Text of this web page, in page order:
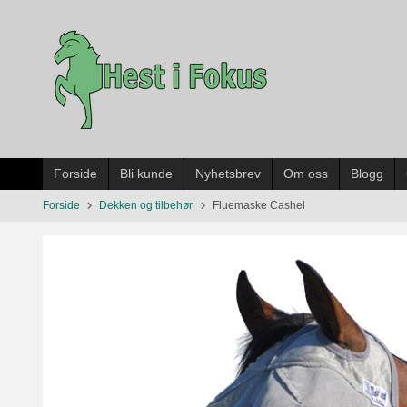
innholdet
Forside Bli kunde Nyhetsbrev Om oss Blogg
Forside Dekken og tilbehør Fluemaske Cashel